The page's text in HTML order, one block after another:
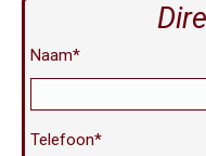
Naam*
Telefoon*